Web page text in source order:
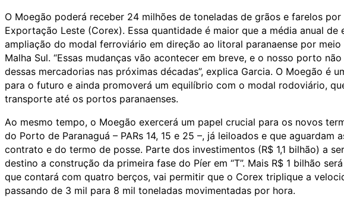
O Moegão poderá receber 24 milhões de toneladas de grãos e farelos
Exportação Leste (Corex). Essa quantidade é maior que a média anual
ampliação do modal ferroviário em direção ao litoral paranaense por
Malha Sul. “Essas mudanças vão acontecer em breve, e o nosso porto
dessas mercadorias nas próximas décadas”, explica Garcia. O Moegão é
para o futuro e ainda promoverá um equilíbrio com o modal rodoviário,
transporte até os portos paranaenses.
Ao mesmo tempo, o Moegão exercerá um papel crucial para os novos
do Porto de Paranaguá – PARs 14, 15 e 25 –, já leiloados e que aguardam
contrato e do termo de posse. Parte dos investimentos (R$ 1,1 bilhão) a
destino a construção da primeira fase do Píer em “T”. Mais R$ 1 bilhão
que contará com quatro berços, vai permitir que o Corex triplique a
passando de 3 mil para 8 mil toneladas movimentadas por hora.